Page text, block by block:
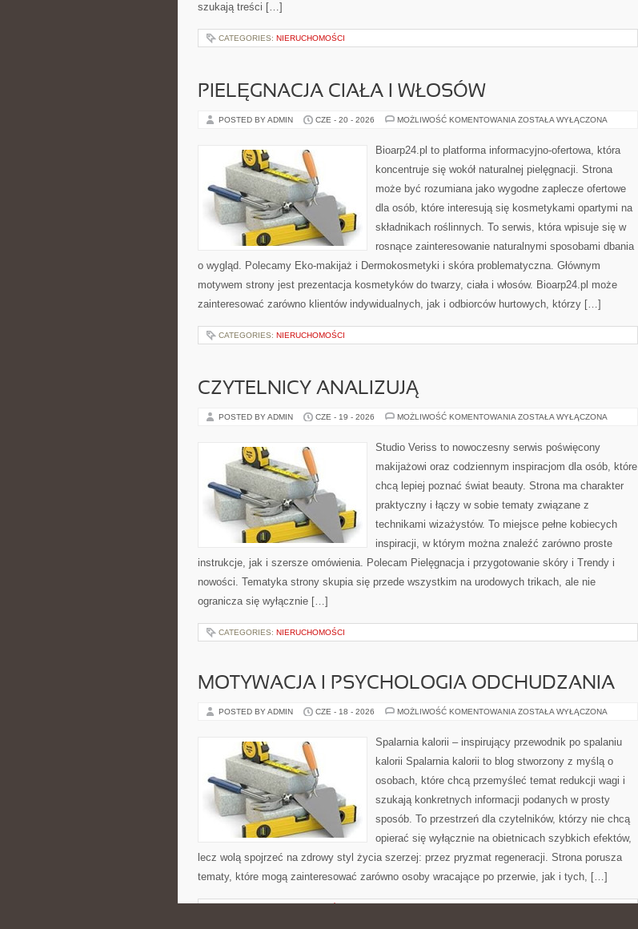
szukają treści […]
CATEGORIES: NIERUCHOMOŚCI
PIELĘGNACJA CIAŁA I WŁOSÓW
POSTED BY ADMIN CZE - 20 - 2026 MOŻLIWOŚĆ KOMENTOWANIA PIELĘGNACJA
WŁOSÓW
ZOSTAŁA WYŁĄCZONA
Bioarp24.pl to platforma informacyjno-ofertowa, która
koncentruje się wokół naturalnej pielęgnacji. Strona
może być rozumiana jako wygodne zaplecze ofertowe
dla osób, które interesują się kosmetykami opartymi na
składnikach roślinnych. To serwis, która wpisuje się w
rosnące zainteresowanie naturalnymi sposobami dbania
o wygląd. Polecamy Eko-makijaż i Dermokosmetyki i skóra problematyczna. Głównym
motywem strony jest prezentacja kosmetyków do twarzy, ciała i włosów. Bioarp24.pl może
zainteresować zarówno klientów indywidualnych, jak i odbiorców hurtowych, którzy […]
CATEGORIES: NIERUCHOMOŚCI
CZYTELNICY ANALIZUJĄ
POSTED BY ADMIN CZE - 19 - 2026 MOŻLIWOŚĆ KOMENTOWANIA CZYTELNICY
ZOSTAŁA WYŁĄCZONA
Studio Veriss to nowoczesny serwis poświęcony
makijażowi oraz codziennym inspiracjom dla osób, które
chcą lepiej poznać świat beauty. Strona ma charakter
praktyczny i łączy w sobie tematy związane z
technikami wizażystów. To miejsce pełne kobiecych
inspiracji, w którym można znaleźć zarówno proste
instrukcje, jak i szersze omówienia. Polecam Pielęgnacja i przygotowanie skóry i Trendy i
nowości. Tematyka strony skupia się przede wszystkim na urodowych trikach, ale nie
ogranicza się wyłącznie […]
CATEGORIES: NIERUCHOMOŚCI
MOTYWACJA I PSYCHOLOGIA ODCHUDZANIA
POSTED BY ADMIN CZE - 18 - 2026 MOŻLIWOŚĆ KOMENTOWANIA MOTYWACJA
ODCHUDZANIA
ZOSTAŁA WYŁĄCZONA
Spalarnia kalorii – inspirujący przewodnik po spalaniu
kalorii Spalarnia kalorii to blog stworzony z myślą o
osobach, które chcą przemyśleć temat redukcji wagi i
szukają konkretnych informacji podanych w prosty
sposób. To przestrzeń dla czytelników, którzy nie chcą
opierać się wyłącznie na obietnicach szybkich efektów,
lecz wolą spojrzeć na zdrowy styl życia szerzej: przez pryzmat regeneracji. Strona porusza
tematy, które mogą zainteresować zarówno osoby wracające po przerwie, jak i tych, […]